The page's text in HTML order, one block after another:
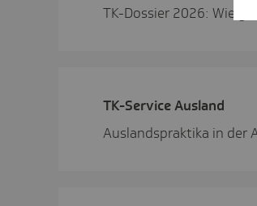
TK-Dossier 2026: Wie
TK-Service Ausland
Auslandspraktika in der